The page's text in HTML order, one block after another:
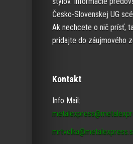
Česko-Slovenskej UG
Ak nechcete o nič prísť,
pridajte do záujmového
Kontakt
Info Mail: